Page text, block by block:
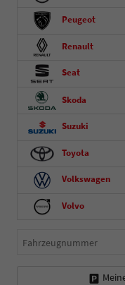
Peugeot
Renault
Seat
Skoda
Suzuki
Toyota
Volkswagen
Volvo
Fahrzeugnummer